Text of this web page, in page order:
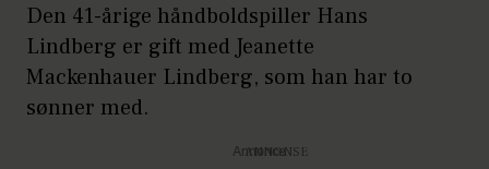
Den 41-årige håndboldspiller Hans
Lindberg er gift med Jeanette
Mackenhauer Lindberg, som han har to
sønner med.
Annonce